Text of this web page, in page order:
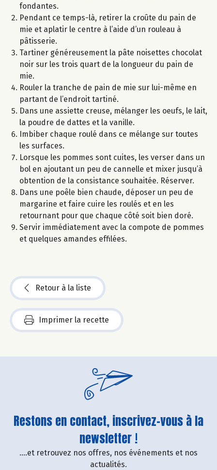
fondantes.
Pendant ce temps-là, retirer la croûte du pain de
mie et aplatir le centre à l’aide d’un rouleau à
pâtisserie.
Tartiner généreusement la pâte noisettes chocolat
noir sur les trois quart de la longueur du pain de
mie.
Rouler la tranche de pain de mie sur lui-même en
partant de l’endroit tartiné.
Dans une assiette creuse, mélanger les oeufs, le lait,
la poudre de dattes et la vanille.
Imbiber chaque roulé dans ce mélange sur toutes
les surfaces.
Lorsque les pommes sont cuites, les verser dans un
bol en ajoutant un peu de cannelle et mixer jusqu’à
obtention de la consistance souhaitée. Réserver.
Dans une poêle bien chaude, déposer un peu de
margarine et faire cuire les roulés et en les
retournant pour que chaque côté soit bien doré.
Servir immédiatement avec la compote de pommes
et quelques amandes effilées.
Retour à la liste
Imprimer la recette
Restons en contact, inscrivez-vous à la
newsletter !
....et retrouvez nos offres, nos événements et nos
actualités.